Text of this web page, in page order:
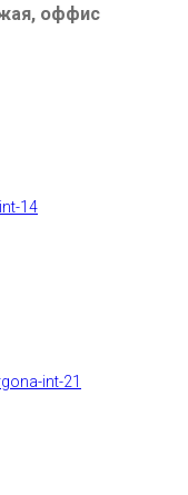
оффис
14
int-21